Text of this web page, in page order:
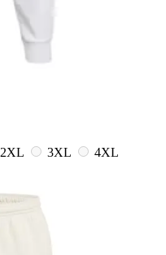
2XL 3XL
4XL